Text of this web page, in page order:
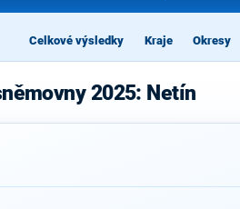
Celkové výsledky Kraje Okresy
2025: Netín